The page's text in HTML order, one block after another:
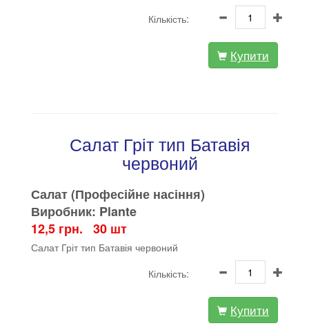
Кількість:
Купити
Салат Гріт тип Батавія
червоний
Салат (Професійне насіння)
Виробник: Plante
12,5 грн. 30 шт
Салат Гріт тип Батавія червоний
Кількість:
Купити